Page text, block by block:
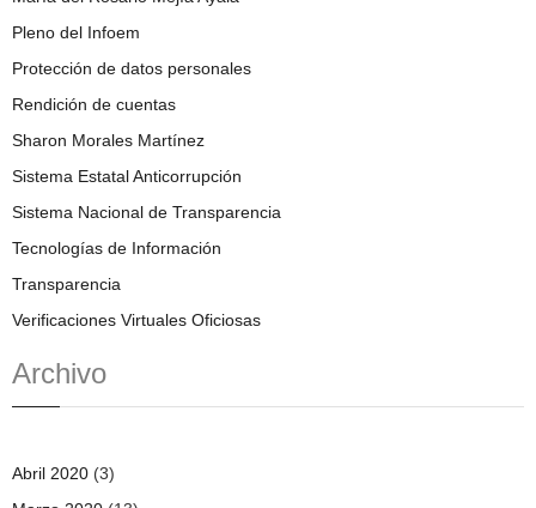
Pleno del Infoem
Protección de datos personales
Rendición de cuentas
Sharon Morales Martínez
Sistema Estatal Anticorrupción
Sistema Nacional de Transparencia
Tecnologías de Información
Transparencia
Verificaciones Virtuales Oficiosas
Archivo
Abril 2020 (3)